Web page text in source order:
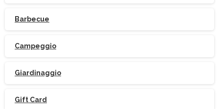
Barbecue
Campeggio
Giardinaggio
Gift Card